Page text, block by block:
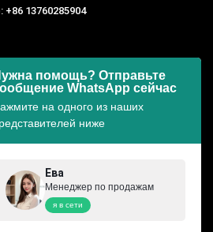
13760285904
помощь? Отправьте
WhatsApp сейчас
на одного из наших
ниже
Ева
Менеджер по продажам
я в сети